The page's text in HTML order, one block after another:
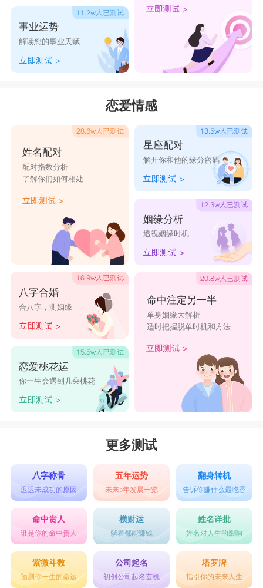
事业运势
解读您的事业天赋
恋爱情感
姓名配对
配对指数分析
了解你们如何相处
八字合婚
合八字，测姻缘
恋爱桃花运
你一生会遇到几朵桃花
星座配对
解开你和他的缘分密码
姻缘分析
透视姻缘时机
命中注定另一半
单身姻缘大解析
适时把握脱单时机和方法
更多测试
八字称骨
迟迟未成功的原因
五年运势
未来5年发展一览
翻身转机
告诉你赚什么最吃香
命中贵人
谁是你的命中贵人
横财运
躺着都能赚钱
姓名详批
姓名对人生的影响
紫微斗数
预测你一生的命运
公司起名
初创公司起名玄机
塔罗牌
指引你的未来人生